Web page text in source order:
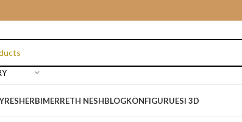
SHERBIMERRETH NESHBLOGKONFIGURUESI 3D